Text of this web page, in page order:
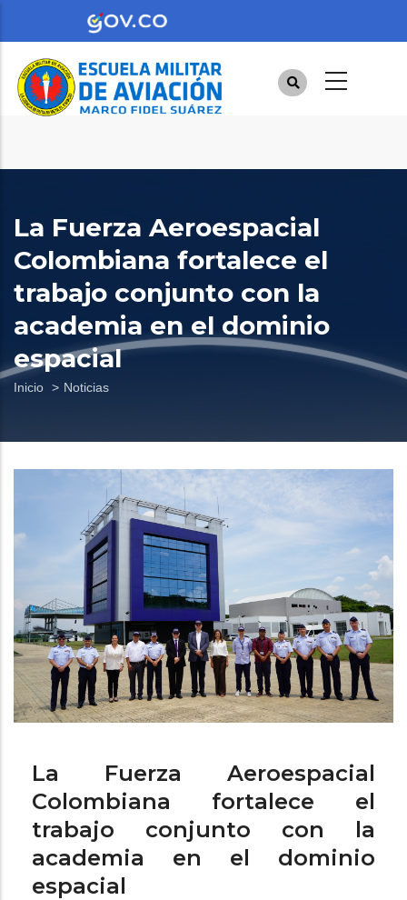
contenido
principal
La Fuerza Aeroespacial
Colombiana fortalece el
trabajo conjunto con la
academia en el dominio
espacial
Sobrescribir
de
ayuda
la
navegación
Inicio Noticias
La Fuerza Aeroespacial
Colombiana fortalece el
trabajo conjunto con la
academia en el dominio
espacial